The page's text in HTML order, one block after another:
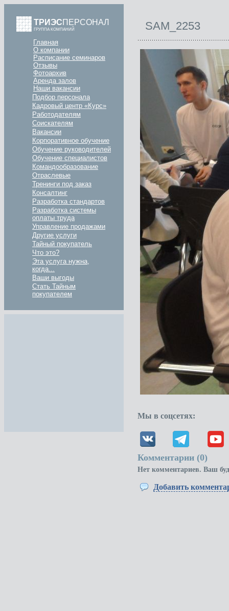
ТРИЭСПЕРСОНАЛ
ГРУППА КОМПАНИЙ
Главная
О компании
Расписание семинаров
Отзывы
Фотоархив
Аренда залов
Наши вакансии
Подбор персонала
Кадровый центр «Курс»
Работодателям
Соискателям
Вакансии
Корпоративное обучение
Обучение руководителей
Обучение специалистов
Командообразование
Отраслевые
Тренинги под заказ
Консалтинг
Разработка стандартов
Разработка системы
оплаты труда
Управление продажами
Другие услуги
Тайный покупатель
Что это?
Эта услуга нужна,
когда...
Ваши выгоды
Стать Тайным
покупателем
SAM_2253
Мы в соцсетях:
Комментарии (0)
Нет комментариев. Ваш
Добавить